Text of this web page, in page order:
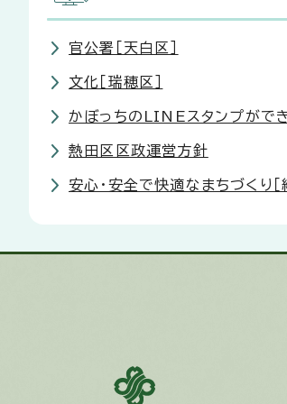
官公署［天白区］
文化［瑞穂区］
かぼっちのLINEスタンプがで
熱田区区政運営方針
安心・安全で快適なまちづくり［